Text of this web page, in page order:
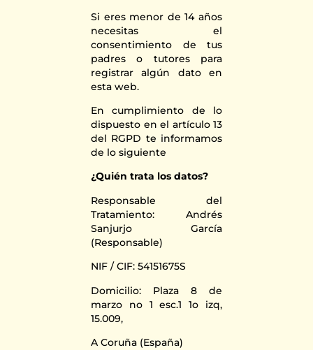
Si eres menor de 14 años
necesitas el
consentimiento de tus
padres o tutores para
registrar algún dato en
esta web.
En cumplimiento de lo
dispuesto en el artículo 13
del RGPD te informamos
de lo siguiente
¿Quién trata los datos?
Responsable del
Tratamiento: Andrés
Sanjurjo García
(Responsable)
NIF / CIF: 54151675S
Domicilio: Plaza 8 de
marzo no 1 esc.1 1o izq,
15.009,
A Coruña (España)